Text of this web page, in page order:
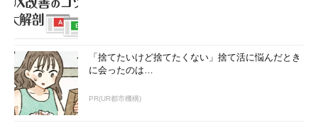
「捨てたいけど捨てたくない」捨て活に悩んだとき
に会ったのは…
PR(UR都市機構)